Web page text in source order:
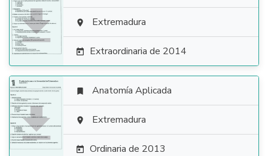
  Extremadura
 Extraordinaria de 2014

 Anatomía Aplicada
 Extremadura
 Ordinaria de 2013